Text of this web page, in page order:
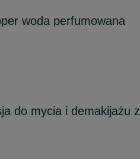
woda perfumowana
do mycia i demakijażu z